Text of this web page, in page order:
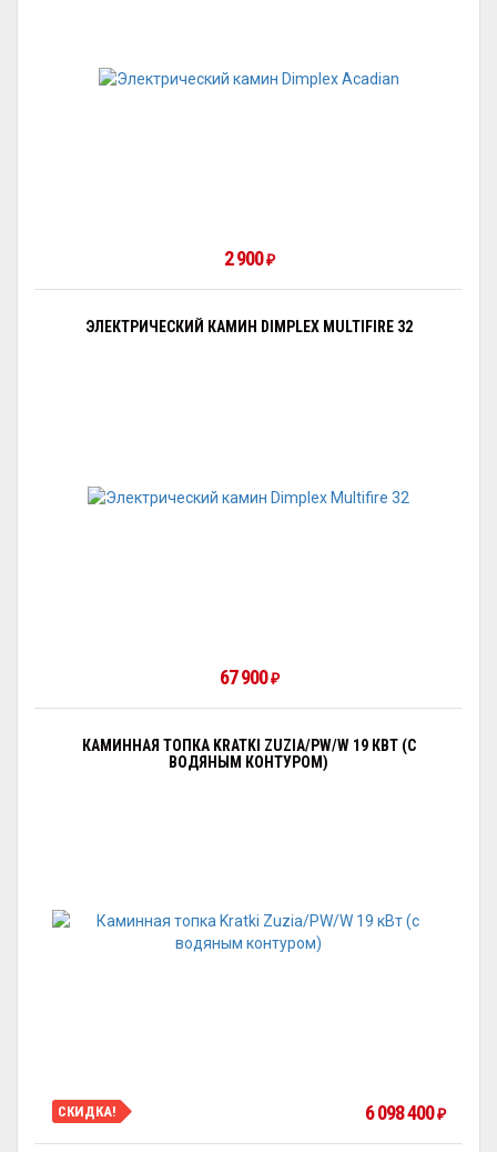
2 900₽
ЭЛЕКТРИЧЕСКИЙ КАМИН DIMPLEX MULTIFIRE 32
67 900₽
КАМИННАЯ ТОПКА KRATKI ZUZIA/PW/W 19 КВТ (С
ВОДЯНЫМ КОНТУРОМ)
СКИДКА! 6 098 400₽